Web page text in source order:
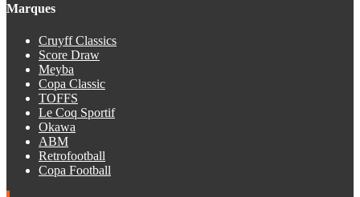
Marques
Cruyff Classics
Score Draw
Meyba
Copa Classic
TOFFS
Le Coq Sportif
Okawa
ABM
Retrofootball
Copa Football